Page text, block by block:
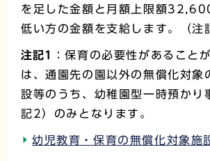
を足した金額と月額上限額
低い方の金額を支給します。（注
注記1 ：保育の必要性があること
は、通園先の園以外の無償化対象
設等のうち、幼稚園型一時預かり
記2）のみとなります。
幼児教育・保育の無償化対象施